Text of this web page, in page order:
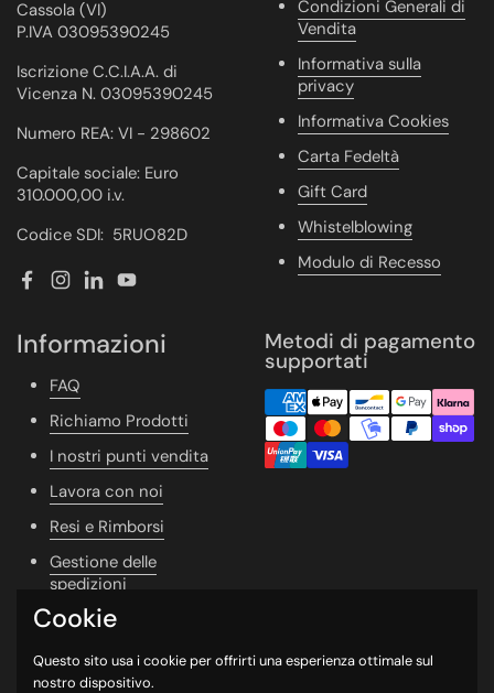
Cassola (VI)
P.IVA 03095390245
Iscrizione C.C.I.A.A. di
Vicenza N. 03095390245
Numero REA: VI - 298602
Capitale sociale: Euro
310.000,00 i.v.
Codice SDI: 5RUO82D
Facebook
Instagram
LinkedInYouTube
Condizioni Generali di
Vendita
Informativa sulla
privacy
Informativa Cookies
Carta Fedeltà
Gift Card
Whistelblowing
Modulo di Recesso
Informazioni
FAQ
Richiamo Prodotti
I nostri punti vendita
Lavora con noi
Resi e Rimborsi
Gestione delle
spedizioni
Vivere Naturale
Whishlist
Metodi di pagamento
supportati
Cookie
Questo sito usa i cookie per offrirti una esperienza ottimale sul
nostro dispositivo.